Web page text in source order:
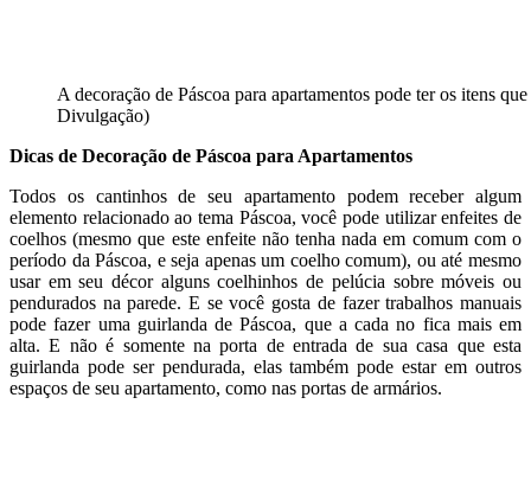
A decoração de Páscoa para apartamentos pode ter os itens
Divulgação)
Dicas de Decoração de Páscoa para Apartamentos
Todos os cantinhos de seu apartamento podem receber algum
elemento relacionado ao tema Páscoa, você pode utilizar enfeites de
coelhos (mesmo que este enfeite não tenha nada em comum com o
período da Páscoa, e seja apenas um coelho comum), ou até mesmo
usar em seu décor alguns coelhinhos de pelúcia sobre móveis ou
pendurados na parede. E se você gosta de fazer trabalhos manuais
pode fazer uma guirlanda de Páscoa, que a cada no fica mais em
alta. E não é somente na porta de entrada de sua casa que esta
guirlanda pode ser pendurada, elas também pode estar em outros
espaços de seu apartamento, como nas portas de armários.